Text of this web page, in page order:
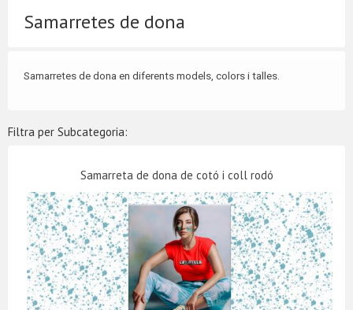
Samarretes de dona
Samarretes de dona en diferents models, colors i talles.
Filtra per Subcategoria:
Samarreta de dona de cotó i coll rodó